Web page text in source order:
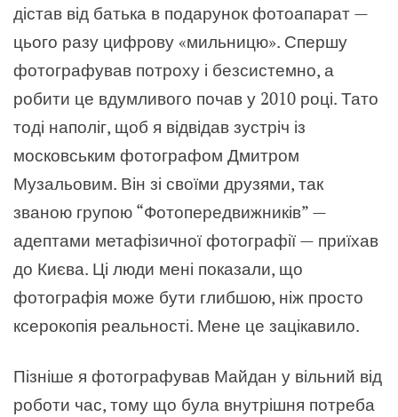
дістав від батька в подарунок фотоапарат —
цього разу цифрову «мильницю». Спершу
фотографував потроху і безсистемно, а
робити це вдумливого почав у 2010 році. Тато
тоді наполіг, щоб я відвідав зустріч із
московським фотографом Дмитром
Музальовим. Він зі своїми друзями, так
званою групою “Фотопередвижників” —
адептами метафізичної фотографії — приїхав
до Києва. Ці люди мені показали, що
фотографія може бути глибшою, ніж просто
ксерокопія реальності. Мене це зацікавило.
Пізніше я фотографував Майдан у вільний від
роботи час, тому що була внутрішня потреба